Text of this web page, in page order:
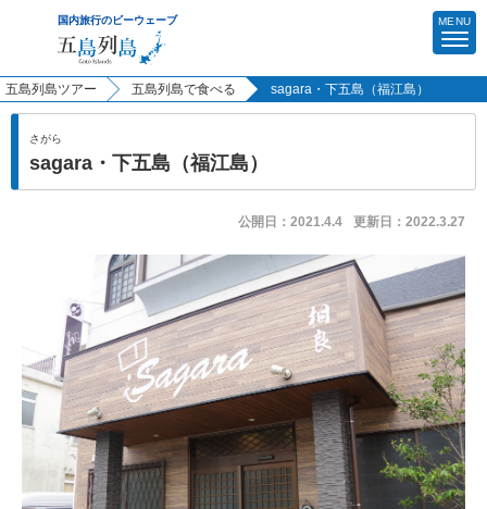
MENU
ビーウェーブTOP
マイページ（予約確認・決済）
出発地を選ぶ
東京発
福岡発
長崎発
五島列島ってどんなところ？
五島列島ツアー 五島列島で食べる sagara・下五島（福江島）
さがら
sagara・下五島（福江島）
公開日： 2021.4.4 更新日： 2022.3.27